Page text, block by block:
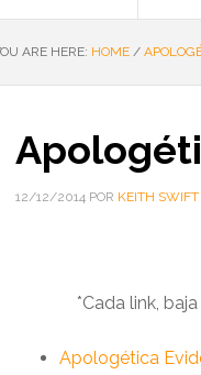
ARE HERE: HOME /
12/12/2014 POR KEITH SWIFT
*Cada link,
Apologética